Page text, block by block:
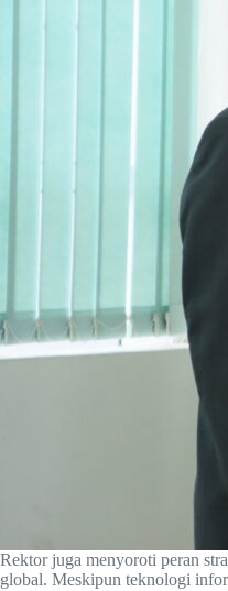
Rektor juga menyoroti peran
global. Meskipun teknologi